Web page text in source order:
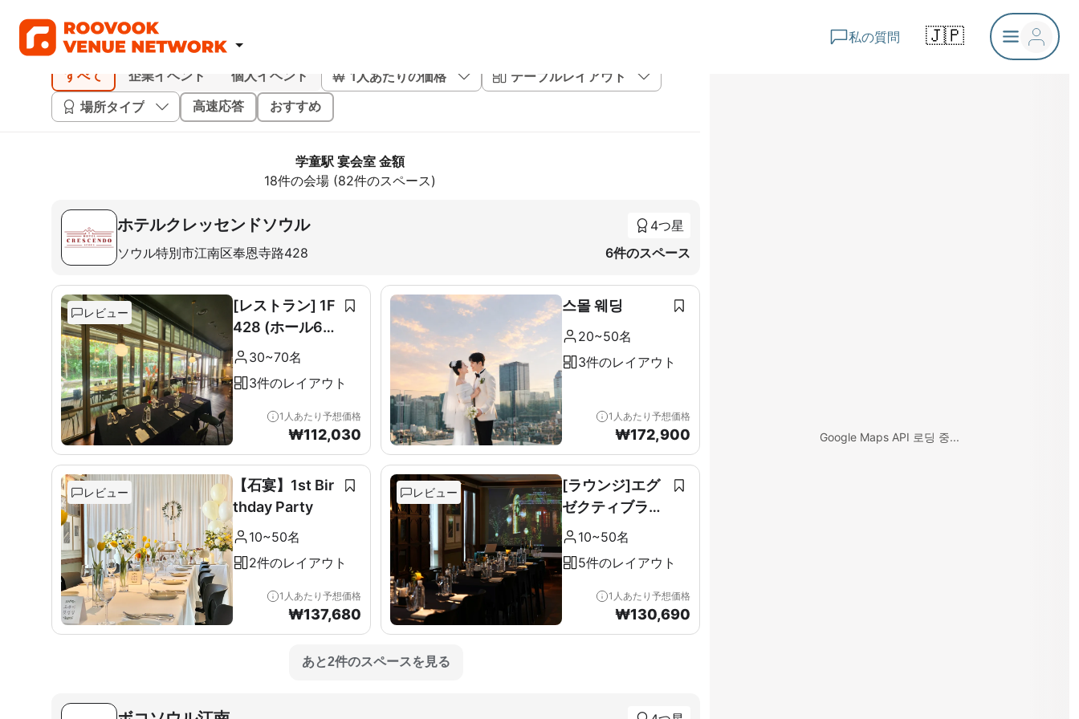
私の質問 🇯🇵
すべて 企業イベント 個人イベント 1人あたりの価格
テーブルレイアウト
場所タイプ
高速応答 おすすめ
学童駅 宴会室 金額
18件の会場 (82件のスペース)
ホテルクレッセンドソウル
ソウル特別市江南区奉恩寺路428
4つ星
6件のスペース
レビュー
[レストラン] 1F
428 (ホール60
席+ルーム10席)
30~70名
3件のレイアウト
1人あたり予想価格
₩112,030
스몰 웨딩
20~50名
3件のレイアウト
1人あたり予想価格
₩172,900
レビュー
【石宴】1st Bir
thday Party
10~50名
2件のレイアウト
1人あたり予想価格
₩137,680
レビュー
[ラウンジ]エグ
ゼクティブラウ
ンジ＆テラス全
10~50名
5件のレイアウト
1人あたり予想価格
₩130,690
あと2件のスペースを見る
Google Maps API 로딩 중...